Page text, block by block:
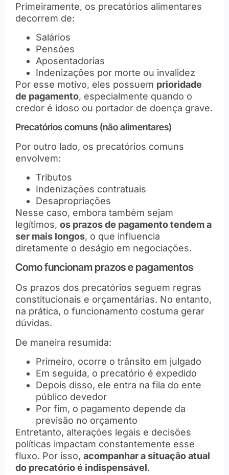
Primeiramente, os precatórios alimentares
decorrem de:
Salários
Pensões
Aposentadorias
Indenizações por morte ou invalidez
Por esse motivo, eles possuem prioridade
de pagamento, especialmente quando o
credor é idoso ou portador de doença grave.
Precatórios comuns (não alimentares)
Por outro lado, os precatórios comuns
envolvem:
Tributos
Indenizações contratuais
Desapropriações
Nesse caso, embora também sejam
legítimos, os prazos de pagamento tendem a
ser mais longos, o que influencia
diretamente o deságio em negociações.
Como funcionam prazos e pagamentos
Os prazos dos precatórios seguem regras
constitucionais e orçamentárias. No entanto,
na prática, o funcionamento costuma gerar
dúvidas.
De maneira resumida:
Primeiro, ocorre o trânsito em julgado
Em seguida, o precatório é expedido
Depois disso, ele entra na fila do ente
público devedor
Por fim, o pagamento depende da
previsão no orçamento
Entretanto, alterações legais e decisões
políticas impactam constantemente esse
fluxo. Por isso, acompanhar a situação atual
do precatório é indispensável.